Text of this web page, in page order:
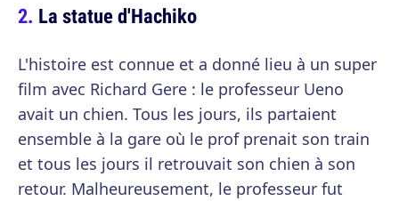
La statue d'Hachiko
L'histoire est connue et a donné lieu à un super
film avec Richard Gere : le professeur Ueno
avait un chien. Tous les jours, ils partaient
ensemble à la gare où le prof prenait son train
et tous les jours il retrouvait son chien à son
retour. Malheureusement, le professeur fut